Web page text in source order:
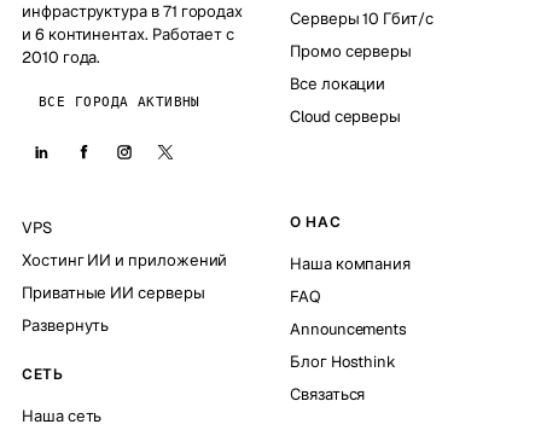
инфраструктура в 71 городах
и 6 континентах. Работает с
2010 года.
ВСЕ ГОРОДА АКТИВНЫ
Серверы 10 Гбит/с
Промо серверы
Все локации
Cloud серверы
VPS
Хостинг ИИ и приложений
Приватные ИИ серверы
Развернуть
СЕТЬ
Наша сеть
О НАС
Наша компания
FAQ
Announcements
Блог Hosthink
Связаться